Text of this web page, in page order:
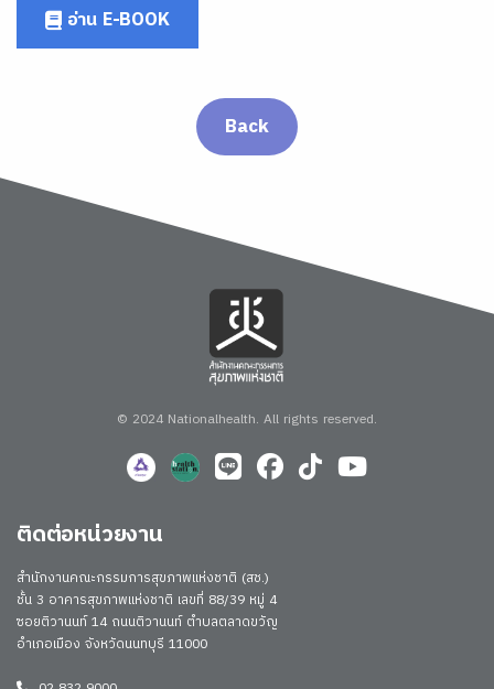
อ่าน E-BOOK
Back
© 2024 Nationalhealth. All rights reserved.
ติดต่อหน่วยงาน
สำนักงานคณะกรรมการสุขภาพแห่งชาติ (สช.)
ชั้น 3 อาคารสุขภาพแห่งชาติ เลขที่ 88/39 หมู่ 4
ซอยติวานนท์ 14 ถนนติวานนท์ ตำบลตลาดขวัญ
อำเภอเมือง จังหวัดนนทบุรี 11000